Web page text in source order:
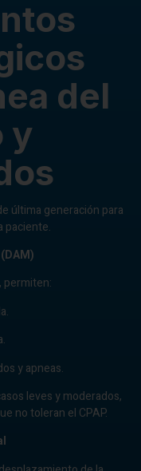
del
y
última generación para
paciente.
permiten:
y apneas.
leves y moderados,
no toleran el CPAP.